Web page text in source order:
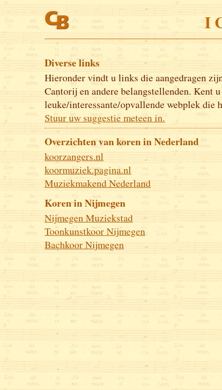
I
Diverse links
Hieronder vindt u links die aangedragen
Cantorij en andere belangstellenden. Kent
leuke/interessante/opvallende webplek die
Stuur uw suggestie meteen in.
Overzichten van koren in Nederland
koorzangers.nl
koormuziek.pagina.nl
Muziekmakend Nederland
Koren in Nijmegen
Nijmegen Muziekstad
Toonkunstkoor Nijmegen
Bachkoor Nijmegen